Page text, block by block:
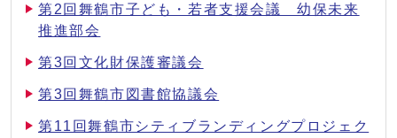
第2回舞鶴市子ども・若者支援会議 幼保未来
推進部会
第3回文化財保護審議会
第3回舞鶴市図書館協議会
第11回舞鶴市シティブランディングプロジェク